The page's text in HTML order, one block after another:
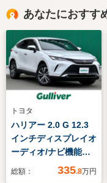
あなたにおすす
トヨタ
ハリアー 2.0 G 12.3
インチディスプレイオ
ーディオ/ナビ機能付/
バックカメラ/ETC2.0/
総額： 335.8万円